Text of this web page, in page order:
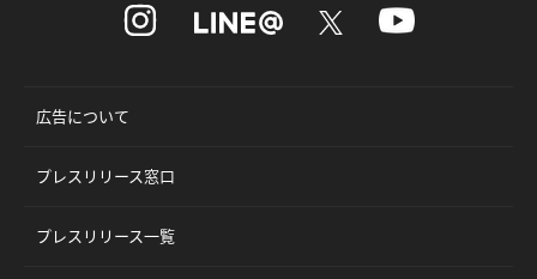
広告について
プレスリリース窓口
プレスリリース一覧